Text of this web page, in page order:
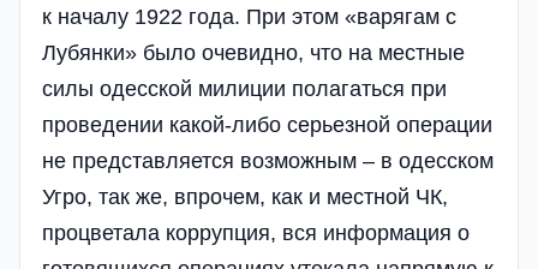
к началу 1922 года. При этом «варягам с
Лубянки» было очевидно, что на местные
силы одесской милиции полагаться при
проведении какой-либо серьезной операции
не представляется возможным – в одесском
Угро, так же, впрочем, как и местной ЧК,
процветала коррупция, вся информация о